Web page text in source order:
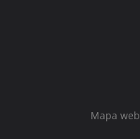
Mapa web